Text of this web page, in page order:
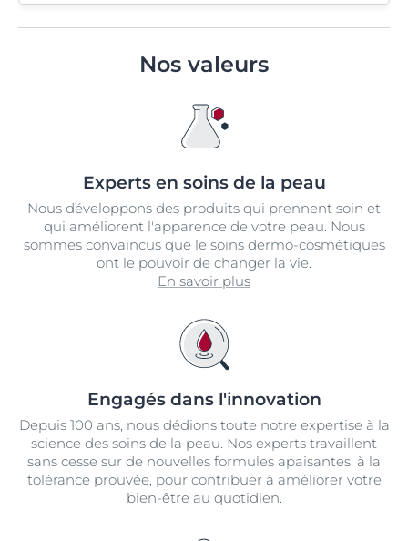
Nos valeurs
Experts en soins de la peau
Nous développons des produits qui prennent soin et
qui améliorent l'apparence de votre peau. Nous
sommes convaincus que le soins dermo-cosmétiques
ont le pouvoir de changer la vie.
En savoir plus
Engagés dans l'innovation
Depuis 100 ans, nous dédions toute notre expertise à la
science des soins de la peau. Nos experts travaillent
sans cesse sur de nouvelles formules apaisantes, à la
tolérance prouvée, pour contribuer à améliorer votre
bien-être au quotidien.